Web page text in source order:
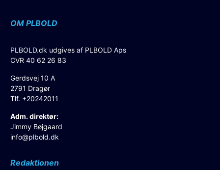
OM PLBOLD
PLBOLD.dk udgives af PLBOLD Aps
CVR 40 62 26 83
Gerdsvej 10 A
2791 Dragør
Tlf. +20242011
Adm. direktør:
Jimmy Bøjgaard
info@plbold.dk
Redaktionen